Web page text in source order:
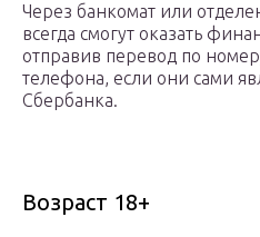
Через банкомат или
всегда смогут оказать
отправив перевод по
телефона, если они сами
Сбербанка.
Возраст 18+